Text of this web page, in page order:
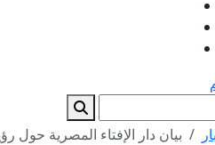
بيان دار الإفتاء المصرية